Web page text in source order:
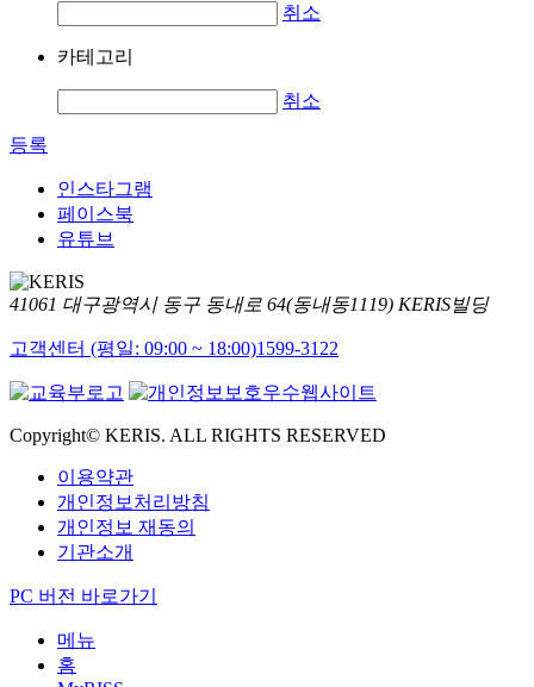
취소
카테고리
취소
등록
인스타그램
페이스북
유튜브
41061 대구광역시 동구 동내로 64(동내동1119) KERIS빌딩
고객센터 (평일: 09:00 ~ 18:00)1599-3122
Copyright© KERIS. ALL RIGHTS RESERVED
이용약관
개인정보처리방침
개인정보 재동의
기관소개
PC 버전 바로가기
메뉴
홈